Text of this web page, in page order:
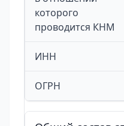
которого
проводится КНМ
ИНН
ОГРН